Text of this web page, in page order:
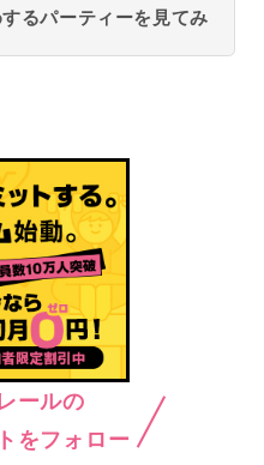
るパーティーを見てみ
ールの
をフォロー